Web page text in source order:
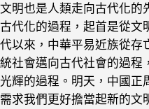
文明也是人類走向古代化的
古代化的過程，起首是從文
代以來，中華平易近族從存
統社會邁向古代社會的過程
光輝的過程。明天，中國正
需求我們更好擔當起新的文